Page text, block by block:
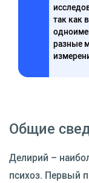
так как
разные
Общие
Делирий –
психоз. Первый